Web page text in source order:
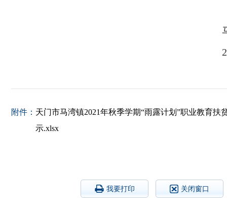
附件： 天门市马湾镇2021年秋季学期“雨露计划”职业教育扶
示.xlsx
我要打印 关闭窗口